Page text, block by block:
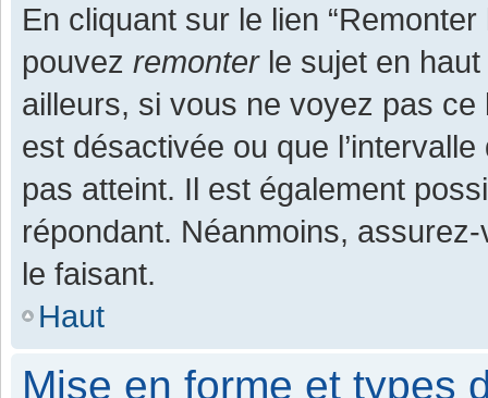
En cliquant sur le lien
pouvez remonterle sujet en haut
ailleurs, si vous ne voyez pas
est désactivée ou que
pas atteint. Il est également
répondant. Néanmoins,
le faisant.
Haut
Mise en forme et types